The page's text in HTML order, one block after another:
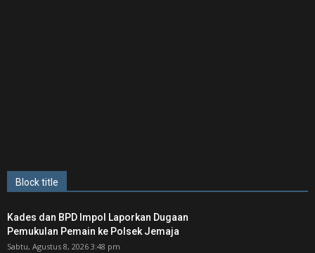
Block title
Kades dan BPD Impol Laporkan Dugaan
Pemukulan Pemain ke Polsek Jemaja
Sabtu, Agustus 8, 2026 3:48 pm